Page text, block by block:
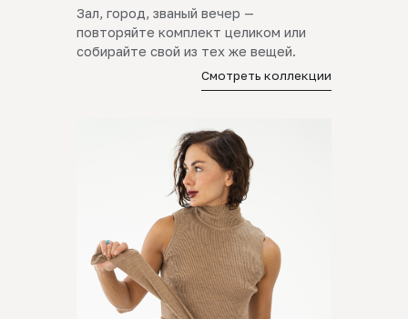
Зал, город, званый вечер —
повторяйте комплект целиком или
собирайте свой из тех же вещей.
Смотреть коллекции